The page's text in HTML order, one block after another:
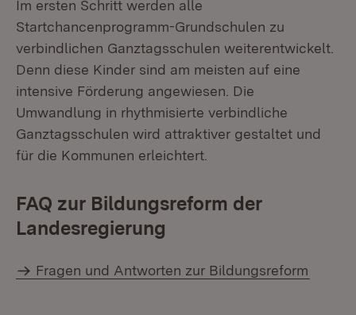
Im ersten Schritt werden alle
Startchancenprogramm-Grundschulen zu
verbindlichen Ganztagsschulen weiterentwickelt.
Denn diese Kinder sind am meisten auf eine
intensive Förderung angewiesen. Die
Umwandlung in rhythmisierte verbindliche
Ganztagsschulen wird attraktiver gestaltet und
für die Kommunen erleichtert.
FAQ zur Bildungsreform der
Landesregierung
Fragen und Antworten zur Bildungsreform